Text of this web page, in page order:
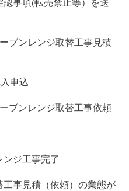
ブンレンジ取替工事見積
申込
ブンレンジ取替工事依頼
ジ工事完了
事見積（依頼）の業態が